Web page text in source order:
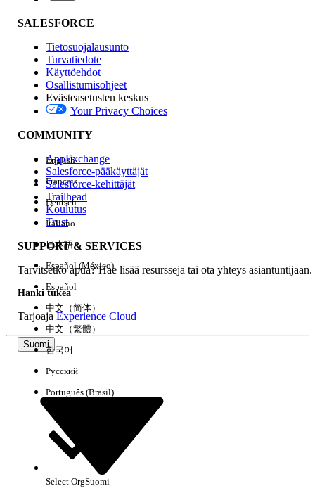
Ominaisuuden vaikutus
Edition
Kokemus
Tyhjennä kaikki Valmis
SALESFORCE
Tietosuojalausunto
Turvatiedote
Käyttöehdot
Osallistumisohjeet
Evästeasetusten keskus
Your Privacy Choices
COMMUNITY
AppExchange
Salesforce-pääkäyttäjät
Salesforce-kehittäjät
Trailhead
Koulutus
Trust
SUPPORT & SERVICES
Tarvitsetko apua? Hae lisää resursseja tai ota yhteys asiantuntijaan.
Hanki tukea
TarjoajaExperience Cloud
Suomi
English
Français
Deutsch
Italiano
日本語
Español (México)
Español
中文（简体）
中文（繁體）
한국어
Русский
Português (Brasil)
Select OrgSuomi